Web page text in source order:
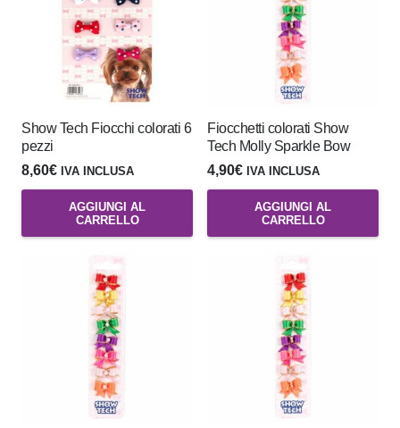
Show Tech Fiocchi colorati 6
pezzi
8,60€ IVA INCLUSA
AGGIUNGI AL
CARRELLO
Fiocchetti colorati Show
Tech Molly Sparkle Bow
4,90€ IVA INCLUSA
AGGIUNGI AL
CARRELLO